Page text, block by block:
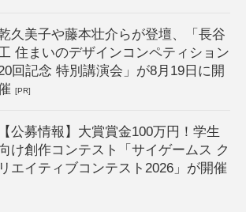
久美子や藤本壮介らが登壇、「長谷
住まいのデザインコンペティション
回記念 特別講演会」が8月19日に開
[PR]
【公募情報】大賞賞金100万円！学生
け創作コンテスト「サイゲームス ク
リエイティブコンテスト2026」が開催